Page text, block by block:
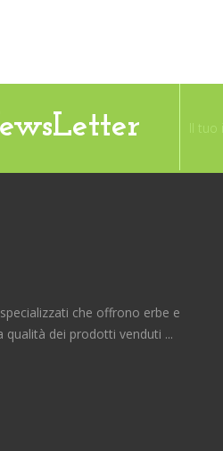
che offrono erbe e
qualità dei prodotti venduti ...